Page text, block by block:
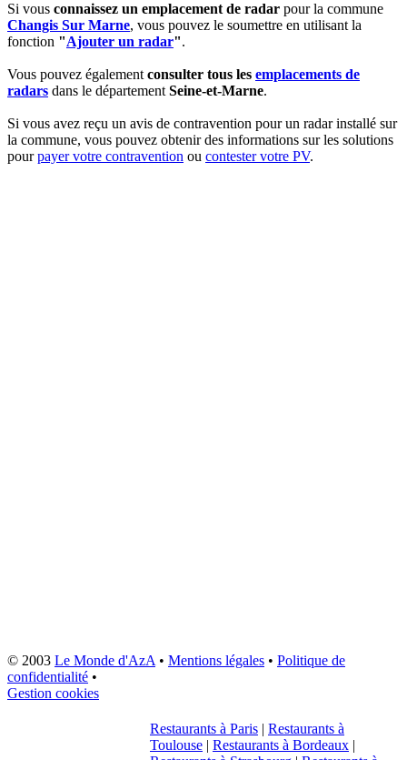
Si vous connaissez un emplacement de radar pour la commune
Changis Sur Marne, vous pouvez le soumettre en utilisant la
fonction "Ajouter un radar".
Vous pouvez égalementconsulter tous les emplacements de
radars dans le départementSeine-et-Marne.
Si vous avez reçu un avis de contravention pour un radar installé sur
la commune, vous pouvez obtenir des informations sur les solutions
pourpayer votre contravention ou contester votre PV.
© 2003 Le Monde d'AzA• Mentions légales • Politique de
confidentialité •
Gestion cookies
Restaurants à Paris | Restaurants à
Toulouse | Restaurants à Bordeaux |